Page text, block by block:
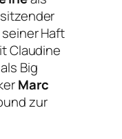
Haft
Claudine
Big
Marc
zur